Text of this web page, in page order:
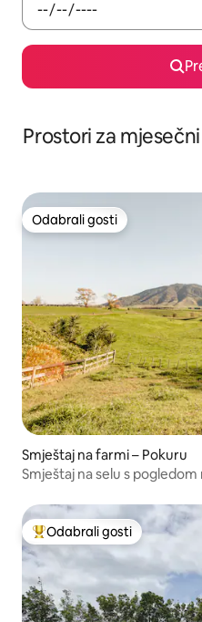
Prostori za
Odabrali gosti
Odabrali gosti
Smještaj na farmi – Pokuru
Smještaj na selu s
Među najviše rangiranima s
Odabrali gosti